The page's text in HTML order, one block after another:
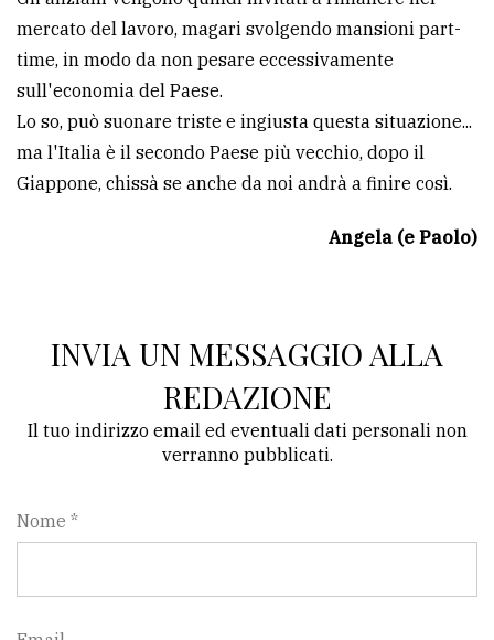
mercato del lavoro, magari svolgendo mansioni part-
time, in modo da non pesare eccessivamente
sull'economia del Paese.
Lo so, può suonare triste e ingiusta questa situazione...
ma l'Italia è il secondo Paese più vecchio, dopo il
Giappone, chissà se anche da noi andrà a finire così.
Angela (e Paolo)
INVIA UN MESSAGGIO ALLA
REDAZIONE
Il tuo indirizzo email ed eventuali dati personali non
verranno pubblicati.
Nome *